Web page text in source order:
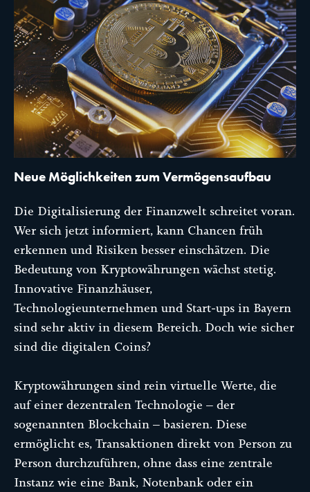
Neue Möglichkeiten zum Vermögensaufbau
Die Digitalisierung der Finanzwelt schreitet voran.
Wer sich jetzt informiert, kann Chancen früh
erkennen und Risiken besser einschätzen. Die
Bedeutung von Kryptowährungen wächst stetig.
Innovative Finanzhäuser,
Technologieunternehmen und Start-ups in Bayern
sind sehr aktiv in diesem Bereich. Doch wie sicher
sind die digitalen Coins?
Kryptowährungen sind rein virtuelle Werte, die
auf einer dezentralen Technologie – der
sogenannten Blockchain – basieren. Diese
ermöglicht es, Transaktionen direkt von Person zu
Person durchzuführen, ohne dass eine zentrale
Instanz wie eine Bank, Notenbank oder ein